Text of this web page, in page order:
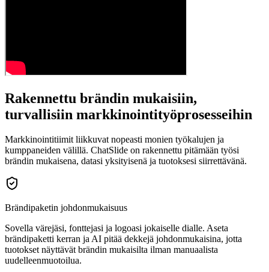
Rakennettu brändin mukaisiin,
turvallisiin markkinointityöprosesseihin
Markkinointitiimit liikkuvat nopeasti monien työkalujen ja
kumppaneiden välillä. ChatSlide on rakennettu pitämään työsi
brändin mukaisena, datasi yksityisenä ja tuotoksesi siirrettävänä.
Brändipaketin johdonmukaisuus
Sovella värejäsi, fonttejasi ja logoasi jokaiselle dialle. Aseta
brändipaketti kerran ja AI pitää dekkejä johdonmukaisina, jotta
tuotokset näyttävät brändin mukaisilta ilman manuaalista
uudelleenmuotoilua.